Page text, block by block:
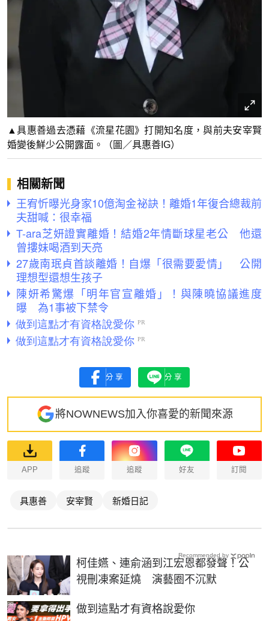
▲具惠善過去憑藉《流星花園》打開知名度，與前夫安宰賢
婚變後鮮少公開露面。（圖／具惠善IG）
相關新聞
王宥忻曝光身家10億淘金祕訣！離婚1年復合總裁前
夫甜喊：很幸福
T-ara芝妍證實離婚！結婚2年情斷球星老公 他還
曾摟妹喝酒到天亮
27歲南珉貞首談離婚！自爆「很需要愛情」 公開
理想型還想生孩子
陳妍希驚爆「明年官宣離婚」！與陳曉協議進度
曝 為1事被下禁令
分享 分享
將NOWNEWS加入你喜愛的新聞來源
APP 追蹤 追蹤 好友 訂閱
具惠善 安宰賢 新婚日記
柯佳嬿、連俞涵到江宏恩都發聲！公
視刪凍案延燒 演藝圈不沉默
做到這點才有資格說愛你
PR
Recommended by